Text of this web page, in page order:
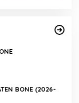
BONE (2026-